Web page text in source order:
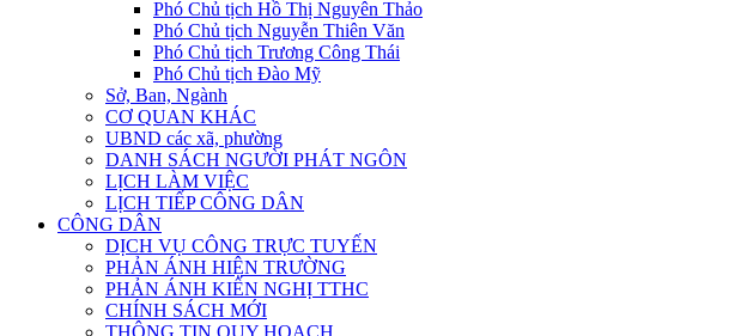
Phó Chủ tịch Hồ Thị Nguyên Thảo
Phó Chủ tịch Nguyễn Thiên Văn
Phó Chủ tịch Trương Công Thái
Phó Chủ tịch Đào Mỹ
Sở, Ban, Ngành
CƠ QUAN KHÁC
UBND các xã, phường
DANH SÁCH NGƯỜI PHÁT NGÔN
LỊCH LÀM VIỆC
LỊCH TIẾP CÔNG DÂN
CÔNG DÂN
DỊCH VỤ CÔNG TRỰC TUYẾN
PHẢN ÁNH HIỆN TRƯỜNG
PHẢN ÁNH KIẾN NGHỊ TTHC
CHÍNH SÁCH MỚI
THÔNG TIN QUY HOẠCH